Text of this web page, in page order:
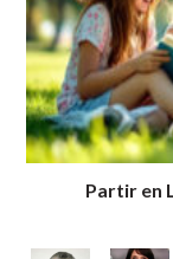
Partir en